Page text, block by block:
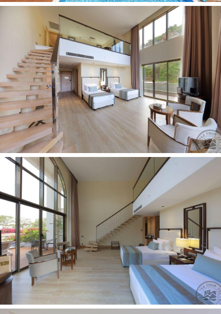
dušas
Viešbučio teritorijoje:
belaidis internetas nemokamai
dietinis meniu
a la carte restoranai: 3 (žuvies, italų, Tolimųjų Rytų -
pagal išankstinę rezervaciją - rezervacijos mokestis)
restoranai: 1 (yra dietinis maistas)
barai: 6
uždari baseinai: 1
baseinai: 3 (atviri, vienas šildomas)
prie baseino: paplūdimio rankšluosčiai nemokamai
prie baseino: skėčiai, gultai, čiužiniai - nemokamai
SPA centras
kirpykla
gydytojo kabinetas
konferencijų salės: 5 (60-900 asm.)
drabužių valymo paslaugos
drabužių skalbimo paslaugos
parduotuvės
Pramogos ir sportas:
masažas (už papildomą mokestį)
treniruoklių salė nemokamai
krepšinis nemokamai
teniso inventorius nemokamai
pirtis nemokamai
smiginis nemokamai
pramoginiai renginiai nemokamai
aerobika nemokamai
diskoteka nemokamai